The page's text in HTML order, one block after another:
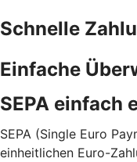
Schnelle
Einfache
SEPA einfach
SEPA (Single Euro
einheitlichen Euro-